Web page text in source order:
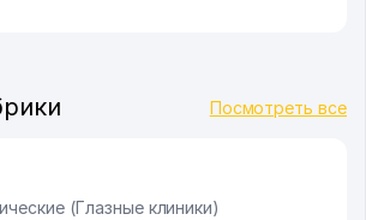
Посмотреть все
(Глазные клиники)